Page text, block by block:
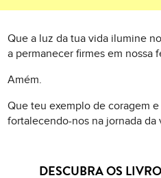
Que a luz da tua vida ilumine
a permanecer firmes em nossa
Amém.
Que teu exemplo de coragem
fortalecendo-nos na jornada da
DESCUBRA OS